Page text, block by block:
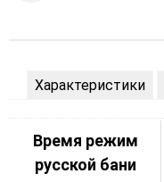
Характеристики
Время режим
русской бани